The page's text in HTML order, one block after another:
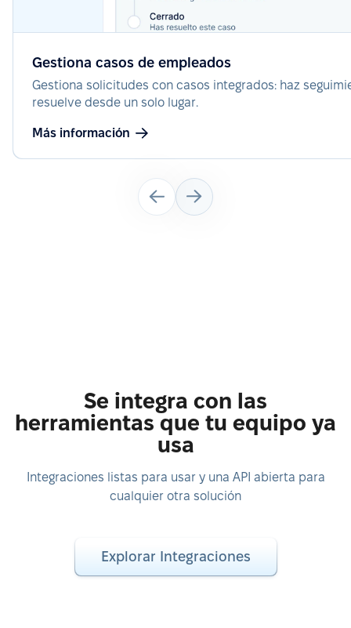
Gestiona casos de empleados
Gestiona solicitudes con casos integrados: haz
resuelve desde un solo lugar.
Más información
Se integra con las
herramientas que tu equipo ya
usa
Integraciones listas para usar y una API abierta para
cualquier otra solución
Explorar Integraciones